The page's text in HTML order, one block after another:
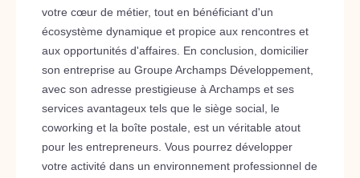
votre cœur de métier, tout en bénéficiant d'un
écosystème dynamique et propice aux rencontres et
aux opportunités d'affaires. En conclusion, domicilier
son entreprise au Groupe Archamps Développement,
avec son adresse prestigieuse à Archamps et ses
services avantageux tels que le siège social, le
coworking et la boîte postale, est un véritable atout
pour les entrepreneurs. Vous pourrez développer
votre activité dans un environnement professionnel de